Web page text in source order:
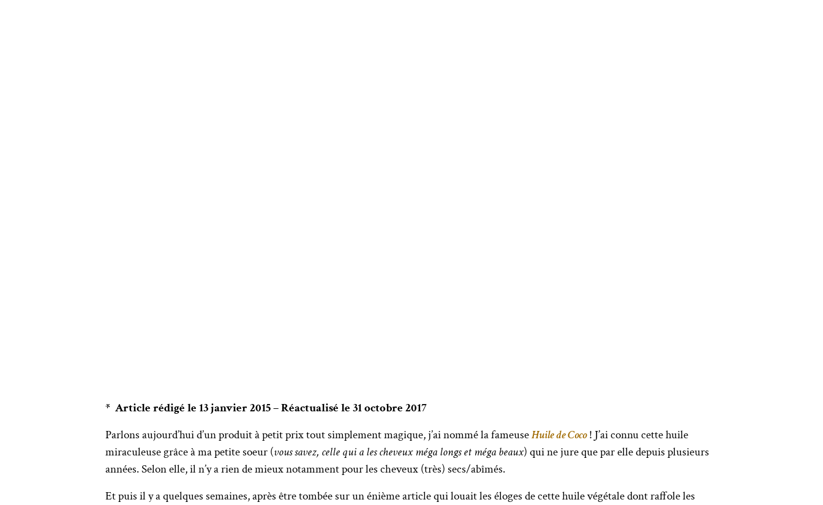
* Article rédigé le 13 janvier 2015 – Réactualisé le 31 octobre 2017
Parlons aujourd’hui d’un produit à petit prix tout simplement magique, j’ai nommé la fameuseHuile de Coco! J’ai connu cette huile
miraculeuse grâce à ma petite soeur (vous savez, celle qui a les cheveux méga longs et méga beaux) qui ne jure que par elle depuis plusieurs
années. Selon elle, il n’y a rien de mieux notamment pour les cheveux (très) secs/abîmés.
Et puis il y a quelques semaines, après être tombée sur un énième article qui louait les éloges de cette huile végétale dont raffole les